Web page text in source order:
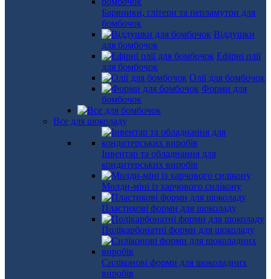
Барвники, глітери та перламутри для
бомбочок
Віддушки
для бомбочок
Ефірні олії
для бомбочок
Олії для бомбочок
Форми для
бомбочок
Все для шоколаду
Інвентар та обладнання для
кондитерських виробів
Молди-міні із харчового силікону
Пластикові форми для шоколаду
Полікарбонатні форми для шоколаду
Силіконові форми для шоколадних
виробів